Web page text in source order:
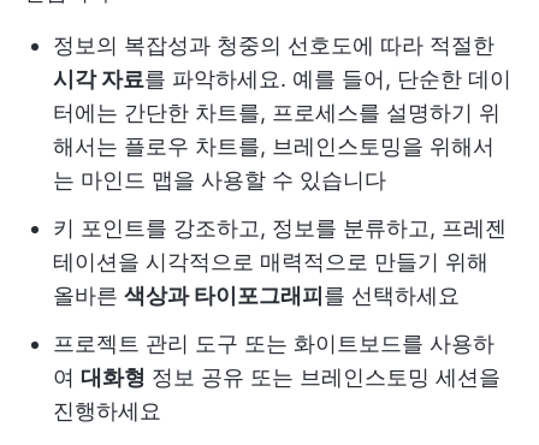
정보의 복잡성과 청중의 선호도에 따라 적절한
시각 자료를 파악하세요. 예를 들어, 단순한 데이
터에는 간단한 차트를, 프로세스를 설명하기 위
해서는 플로우 차트를, 브레인스토밍을 위해서
는 마인드 맵을 사용할 수 있습니다
키 포인트를 강조하고, 정보를 분류하고, 프레젠
테이션을 시각적으로 매력적으로 만들기 위해
올바른 색상과 타이포그래피 를 선택하세요
프로젝트 관리 도구 또는 화이트보드를 사용하
여 대화형 정보 공유 또는 브레인스토밍 세션을
진행하세요